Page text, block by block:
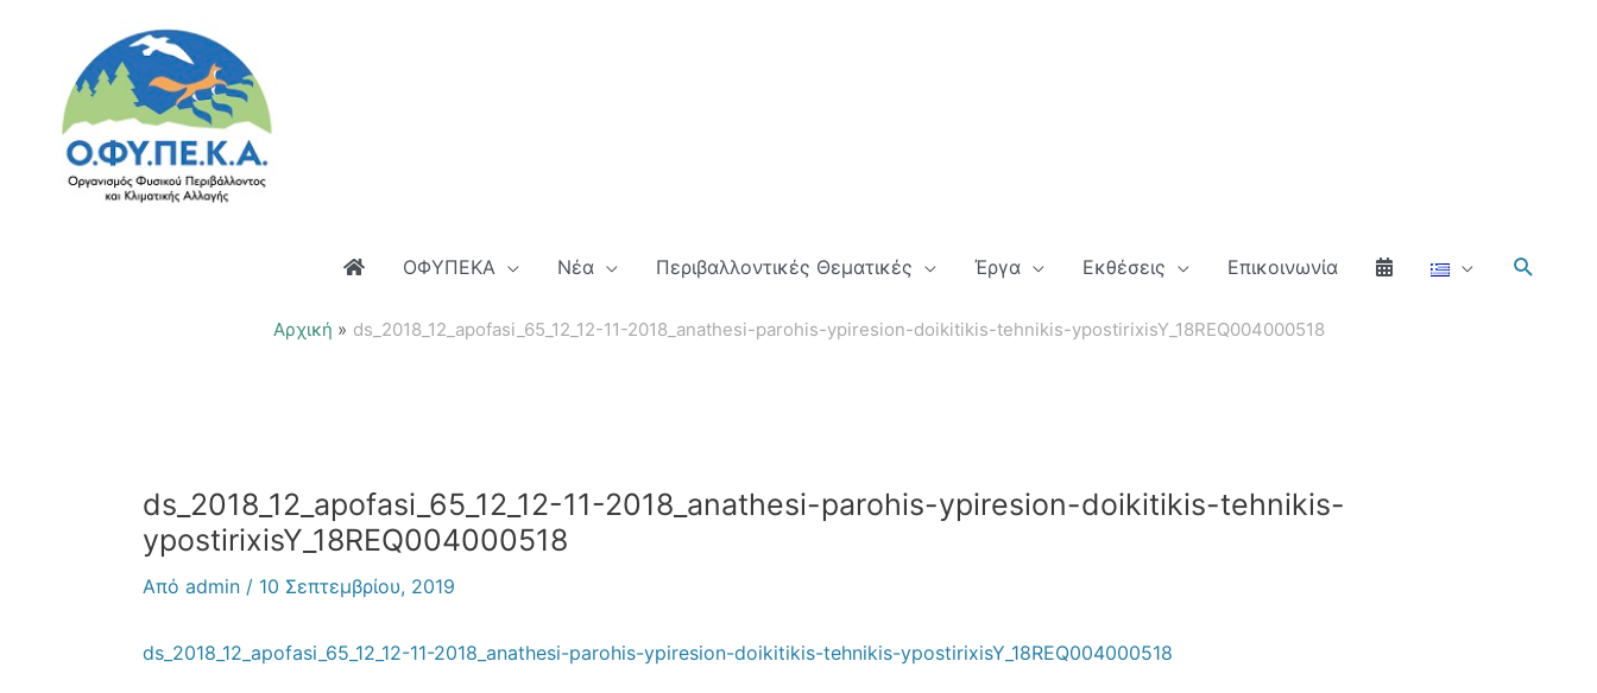
περιεχόμενο
ΟΦΥΠΕΚΑ Νέα Περιβαλλοντικές Θεματικές Έργα Εκθέσεις Επικοινωνία
Αρχική ds_2018_12_apofasi_65_12_12-11-2018_anathesi-parohis-ypiresion-doikitikis-tehnikis-ypostirixisY_18REQ004000518
ds_2018_12_apofasi_65_12_12-11-2018_anathesi-parohis-ypiresion-doikitikis-tehnikis-
ypostirixisY_18REQ004000518
Από admin / 10 Σεπτεμβρίου, 2019
ds_2018_12_apofasi_65_12_12-11-2018_anathesi-parohis-ypiresion-doikitikis-tehnikis-ypostirixisY_18REQ004000518